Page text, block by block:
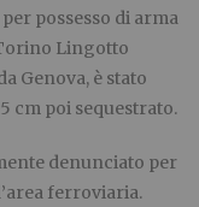
possesso di arma
Lingotto
Genova, è stato
cm poi sequestrato.
denunciato per
ferroviaria.